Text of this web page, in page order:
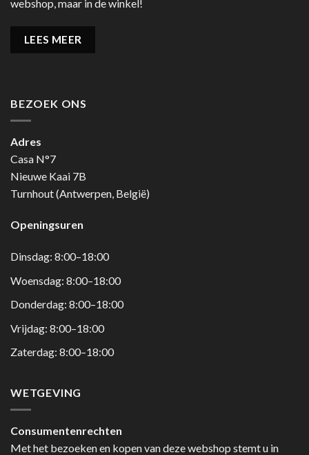
webshop, maar in de winkel!
LEES MEER
BEZOEK ONS
Adres
Casa N°7
Nieuwe Kaai 7B
Turnhout (Antwerpen, België)
Openingsuren
Dinsdag: 8:00–18:00
Woensdag: 8:00–18:00
Donderdag: 8:00–18:00
Vrijdag: 8:00–18:00
Zaterdag: 8:00–18:00
WETGEVING
Consumentenrechten
Met het bezoeken en kopen van deze webshop stemt u in